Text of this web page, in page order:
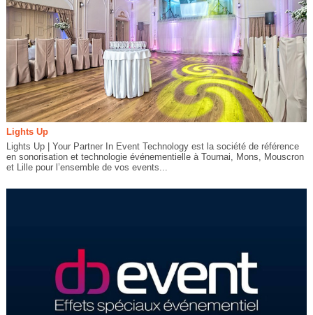
Lights Up
Lights Up | Your Partner In Event Technology est la société de référence
en sonorisation et technologie événementielle à Tournai, Mons, Mouscron
et Lille pour l’ensemble de vos events...